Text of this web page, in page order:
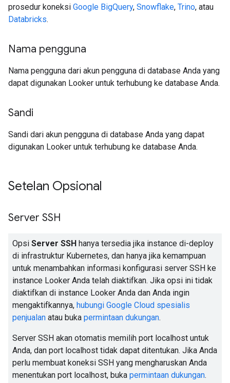
prosedur koneksi Google BigQuery, Snowflake, Trino, atau
Databricks.
Nama pengguna
Nama pengguna dari akun pengguna di database Anda yang
dapat digunakan Looker untuk terhubung ke database Anda.
Sandi
Sandi dari akun pengguna di database Anda yang dapat
digunakan Looker untuk terhubung ke database Anda.
Setelan Opsional
Server SSH
Opsi Server SSH hanya tersedia jika instance di-deploy
di infrastruktur Kubernetes, dan hanya jika kemampuan
untuk menambahkan informasi konfigurasi server SSH ke
instance Looker Anda telah diaktifkan. Jika opsi ini tidak
diaktifkan di instance Looker Anda dan Anda ingin
mengaktifkannya, hubungi Google Cloud spesialis
penjualan atau buka permintaan dukungan.
Server SSH akan otomatis memilih port localhost untuk
Anda, dan port localhost tidak dapat ditentukan. Jika Anda
perlu membuat koneksi SSH yang mengharuskan Anda
menentukan port localhost, buka permintaan dukungan.